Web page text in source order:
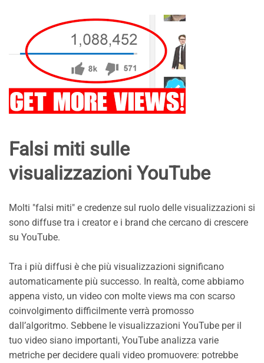
Falsi miti sulle
visualizzazioni YouTube
Molti "falsi miti" e credenze sul ruolo delle visualizzazioni si
sono diffuse tra i creator e i brand che cercano di crescere
su YouTube.
Tra i più diffusi è che più visualizzazioni significano
automaticamente più successo. In realtà, come abbiamo
appena visto, un video con molte views ma con scarso
coinvolgimento difficilmente verrà promosso
dall’algoritmo. Sebbene le visualizzazioni YouTube per il
tuo video siano importanti, YouTube analizza varie
metriche per decidere quali video promuovere: potrebbe